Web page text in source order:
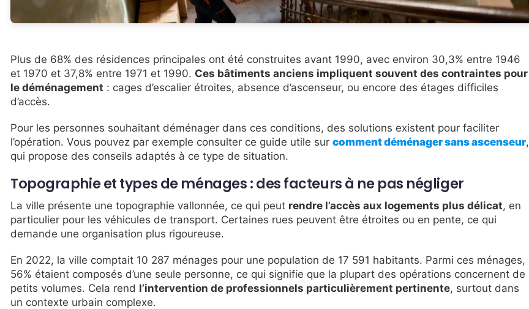
Plus de 68% des résidences principales ont été construites avant 1990, avec environ 30,3% entre 1946
et 1970 et 37,8% entre 1971 et 1990. Ces bâtiments anciens impliquent souvent des contraintes pour
le déménagement : cages d’escalier étroites, absence d’ascenseur, ou encore des étages difficiles
d’accès.
Pour les personnes souhaitant déménager dans ces conditions, des solutions existent pour faciliter
l’opération. Vous pouvez par exemple consulter ce guide utile sur comment déménager sans ascenseur,
qui propose des conseils adaptés à ce type de situation.
Topographie et types de ménages : des facteurs à ne pas négliger
La ville présente une topographie vallonnée, ce qui peut rendre l’accès aux logements plus délicat, en
particulier pour les véhicules de transport. Certaines rues peuvent être étroites ou en pente, ce qui
demande une organisation plus rigoureuse.
En 2022, la ville comptait 10 287 ménages pour une population de 17 591 habitants. Parmi ces ménages,
56% étaient composés d’une seule personne, ce qui signifie que la plupart des opérations concernent de
petits volumes. Cela rend l’intervention de professionnels particulièrement pertinente, surtout dans
un contexte urbain complexe.